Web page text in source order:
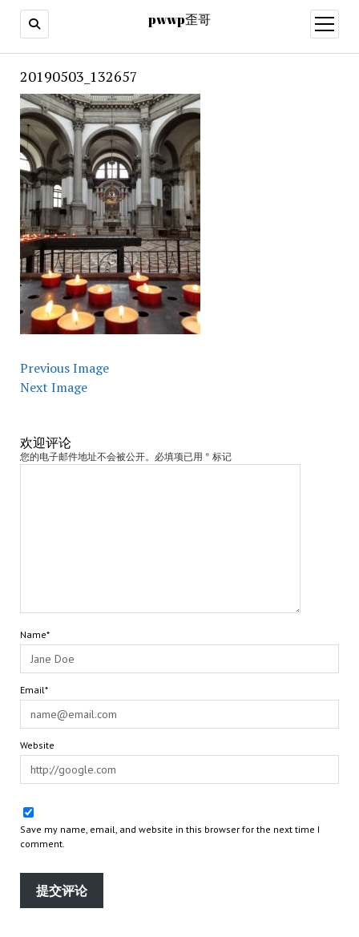
pwwp歪哥
open
menu
20190503_132657
Previous Image
Next Image
欢迎评论
您的电子邮件地址不会被公开。必填项已用 * 标记
Name*
Email*
Website
Save my name, email, and website in this browser for the next time I
comment.